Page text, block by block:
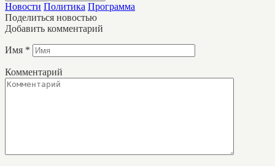
Новости Политика Программа
Поделиться новостью
Добавить комментарий
Имя *
Комментарий